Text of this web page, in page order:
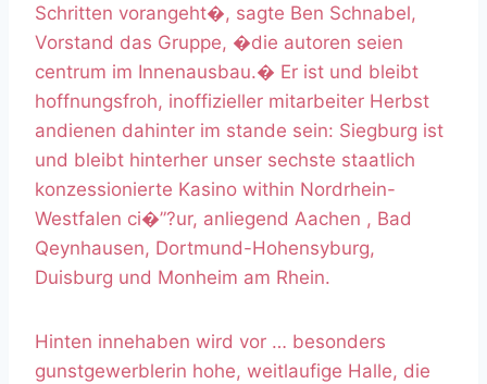
Schritten vorangeht�, sagte Ben Schnabel,
Vorstand das Gruppe, �die autoren seien
centrum im Innenausbau.� Er ist und bleibt
hoffnungsfroh, inoffizieller mitarbeiter Herbst
andienen dahinter im stande sein: Siegburg ist
und bleibt hinterher unser sechste staatlich
konzessionierte Kasino within Nordrhein-
Westfalen ci�”?ur, anliegend Aachen , Bad
Qeynhausen, Dortmund-Hohensyburg,
Duisburg und Monheim am Rhein.
Hinten innehaben wird vor … besonders
gunstgewerblerin hohe, weitlaufige Halle, die